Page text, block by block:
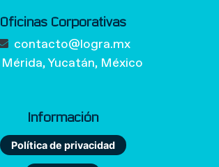
Oficinas Corporativas
contacto@logra.mx
Mérida, Yucatán, México
Información
Política de privacidad